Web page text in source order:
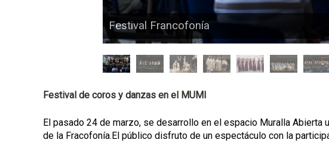
Festival Francofonía
Festival de coros y danzas en el MUMI
El pasado 24 de marzo, se desarrollo en el espacio Muralla
de la Fracofonía.El público disfruto de un espectáculo con la